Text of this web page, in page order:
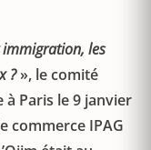
immigration, les
?», le comité
Paris le 9 janvier
commerce IPAG